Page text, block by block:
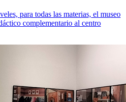
para todas las materias, el museo
complementario al centro